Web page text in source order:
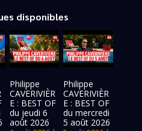
disponibles
Philippe
CAVERIVIÈR
E : BEST OF
du jeudi 6
août 2026
Philippe
CAVERIVIÈR
E : BEST OF
du mercredi
5 août 2026